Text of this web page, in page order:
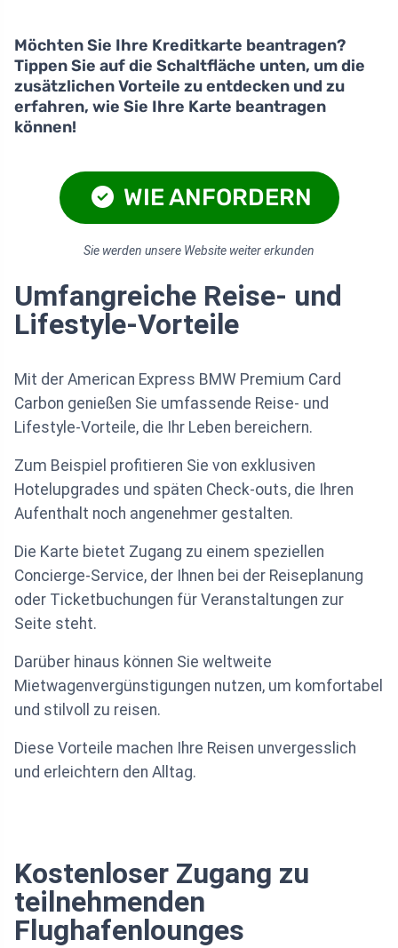
Möchten Sie Ihre Kreditkarte beantragen?
Tippen Sie auf die Schaltfläche unten, um die
zusätzlichen Vorteile zu entdecken und zu
erfahren, wie Sie Ihre Karte beantragen
können!
WIE ANFORDERN
Sie werden unsere Website weiter erkunden
Umfangreiche Reise- und
Lifestyle-Vorteile
Mit der American Express BMW Premium Card
Carbon genießen Sie umfassende Reise- und
Lifestyle-Vorteile, die Ihr Leben bereichern.
Zum Beispiel profitieren Sie von exklusiven
Hotelupgrades und späten Check-outs, die Ihren
Aufenthalt noch angenehmer gestalten.
Die Karte bietet Zugang zu einem speziellen
Concierge-Service, der Ihnen bei der Reiseplanung
oder Ticketbuchungen für Veranstaltungen zur
Seite steht.
Darüber hinaus können Sie weltweite
Mietwagenvergünstigungen nutzen, um komfortabel
und stilvoll zu reisen.
Diese Vorteile machen Ihre Reisen unvergesslich
und erleichtern den Alltag.
Kostenloser Zugang zu
teilnehmenden
Flughafenlounges